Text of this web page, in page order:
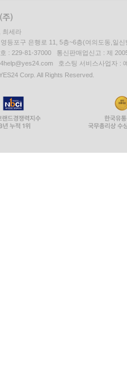
최세라
등포구 은행로 11, 5층~6층(여의도동,일신
: 229-81-37000 통신판매업신고 : 제
호스팅 서비스사업자 :
Corp. All Rights Reserved.